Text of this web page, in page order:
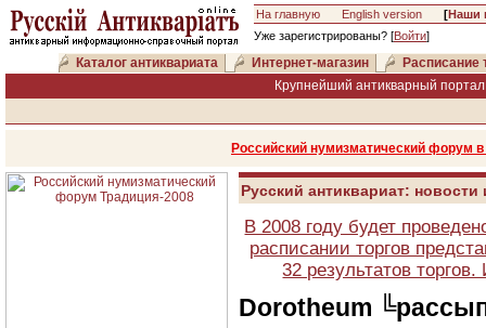
На главную English version [Наши
Уже зарегистрированы? [Войти]
Каталог антиквариата Интернет-магазин
Расписание
Крупнейший антикварный
Российский нумизматический форум
Русский антиквариат:
В 2008 году будет
расписании торгов
32 результатов
Dorotheum